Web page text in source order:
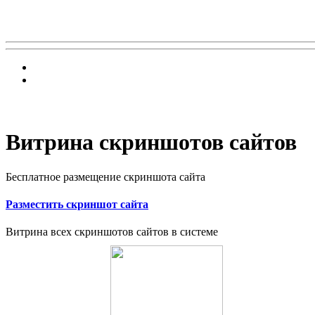
Витрина скриншотов сайтов
Бесплатное размещение скриншота сайта
Разместить скриншот сайта
Витрина всех скриншотов сайтов в системе